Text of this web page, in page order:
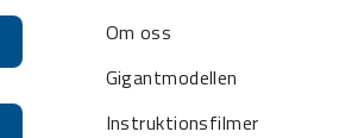
Om oss
Gigantmodellen
Instruktionsfilmer